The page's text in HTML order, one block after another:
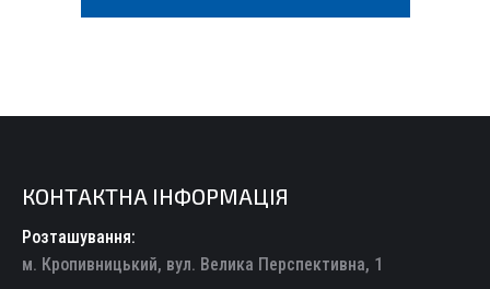
КОНТАКТНА ІНФОРМАЦІЯ
Розташування:
м. Кропивницький, вул. Велика Перспективна, 1